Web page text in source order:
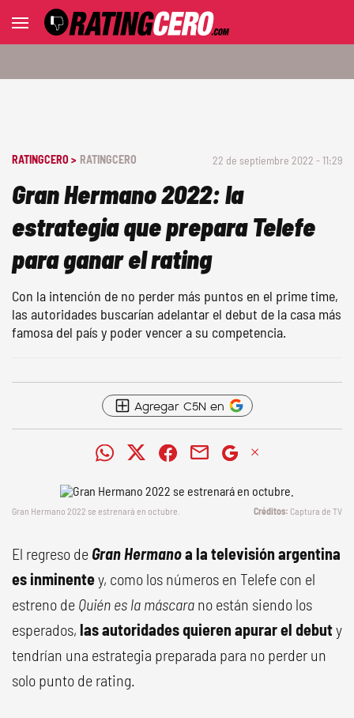
RATINGCERO > RATINGCERO 22 de septiembre 2022 - 11:29
Gran Hermano 2022: la
estrategia que prepara Telefe
para ganar el rating
Con la intención de no perder más puntos en el prime time,
las autoridades buscarían adelantar el debut de la casa más
famosa del país y poder vencer a su competencia.
Agregar C5N en
Gran Hermano 2022 se estrenará en octubre. Captura de TV
El regreso de Gran Hermanoa la televisión argentina
es inminentey, como los números en Telefe con el
estreno de Quién es la máscara no están siendo los
esperados, las autoridades quieren apurar el debuty
tendrían una estrategia preparada para no perder un
solo punto de rating.